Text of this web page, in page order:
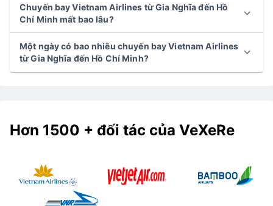
Chuyến bay Vietnam Airlines từ Gia Nghĩa đến Hồ
Chí Minh mất bao lâu?
Một ngày có bao nhiêu chuyến bay Vietnam Airlines
từ Gia Nghĩa đến Hồ Chí Minh?
Hơn 1500 + đối tác của VeXeRe